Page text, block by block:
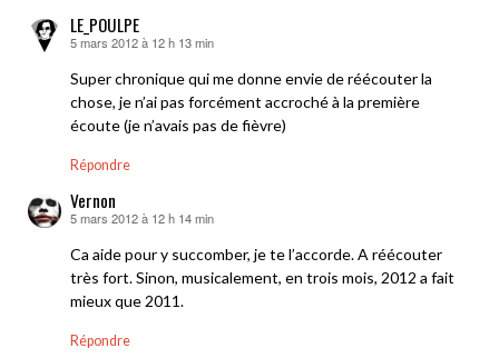
LE_POULPE
dit :
5 mars 2012 à 12 h 13 min
Super chronique qui me donne envie de réécouter la
chose, je n’ai pas forcément accroché à la première
écoute (je n’avais pas de fièvre)
Répondre
Vernon
dit :
5 mars 2012 à 12 h 14 min
Ca aide pour y succomber, je te l’accorde. A réécouter
très fort. Sinon, musicalement, en trois mois, 2012 a fait
mieux que 2011.
Répondre